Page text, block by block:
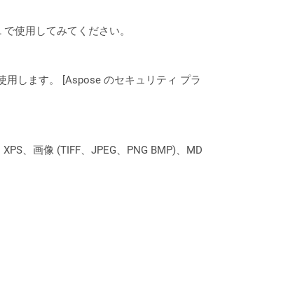
使用してみてください。
用します。 [Aspose のセキュリティ プラ
、画像 (TIFF、JPEG、PNG BMP)、MD